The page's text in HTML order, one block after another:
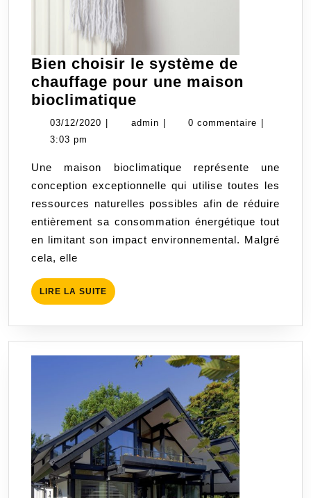
Bien choisir le système de
chauffage pour une maison
bioclimatique
choisir
de
chauffage
pour
une
maison
03/12/2020 03/12/2020
admin admin0 commentaire
3:03 pm
Une maison bioclimatique représente une
conception exceptionnelle qui utilise toutes les
ressources naturelles possibles afin de réduire
entièrement sa consommation énergétique tout
en limitant son impact environnemental. Malgré
cela, elle
LIRE LA SUITE LIRE
LA